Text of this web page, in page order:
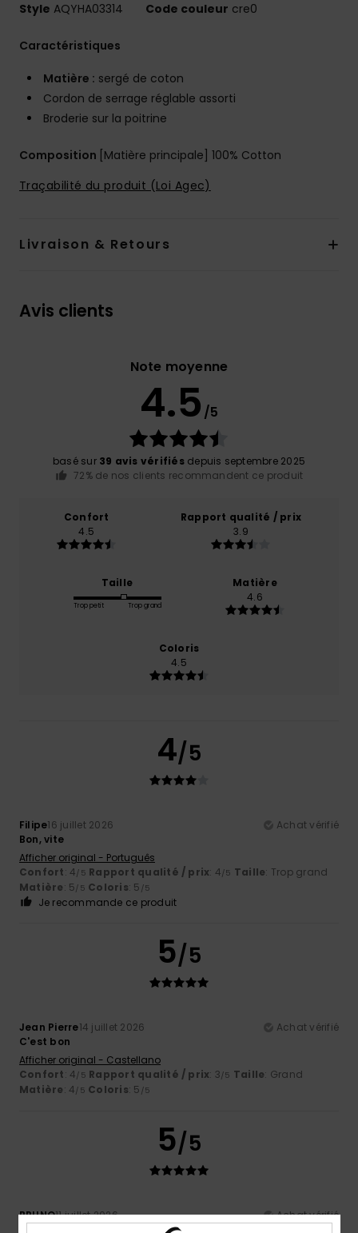
Style AQYHA03314 Code couleur cre0
Caractéristiques
Matière : sergé de coton
Cordon de serrage réglable assorti
Broderie sur la poitrine
Composition [Matière principale] 100% Cotton
Traçabilité du produit (Loi Agec)
Livraison & Retours
Avis clients
Note moyenne
4.5 /5
basé sur 39 avis vérifiésdepuis septembre 2025
72% de nos clients recommandent ce produit
Confort
4.5
Rapport qualité / prix
3.9
Taille
Trop petit Trop grand
Matière
4.6
Coloris
4.5
4/5
Filipe16 juillet 2026
Achat vérifié
Bon, vite
Afficher original - Português
Confort: 4/5 Rapport qualité / prix: 4/5 Taille: Trop grand
Matière: 5/5 Coloris: 5 /5
Je recommande ce produit
5/5
Jean Pierre14 juillet 2026
Achat vérifié
C'est bon
Afficher original - Castellano
Confort: 4/5 Rapport qualité / prix: 3/5 Taille: Grand
Matière: 4/5 Coloris: 5 /5
5/5
BRUNO11 juillet 2026
Achat vérifié